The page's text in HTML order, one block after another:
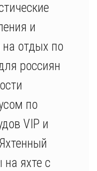
и
на отдых по
россиян
по
VIP и
яхте с